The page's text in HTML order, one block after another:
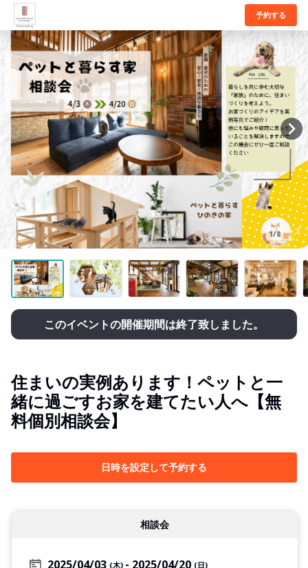
予約する
1/8
このイベントの開催期間は終了致しました。
住まいの実例あります！ペットと一
緒に過ごすお家を建てたい人へ【無
料個別相談会】
日時を設定して予約する
相談会
2025/04/03 (木) 2025/04/20 (日)